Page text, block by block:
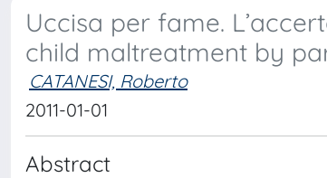
Uccisa per fame.
child maltreatment by
CATANESI, Roberto
2011-01-01
Abstract